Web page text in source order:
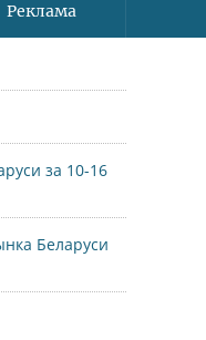
Реклама
за 10-16
Беларуси